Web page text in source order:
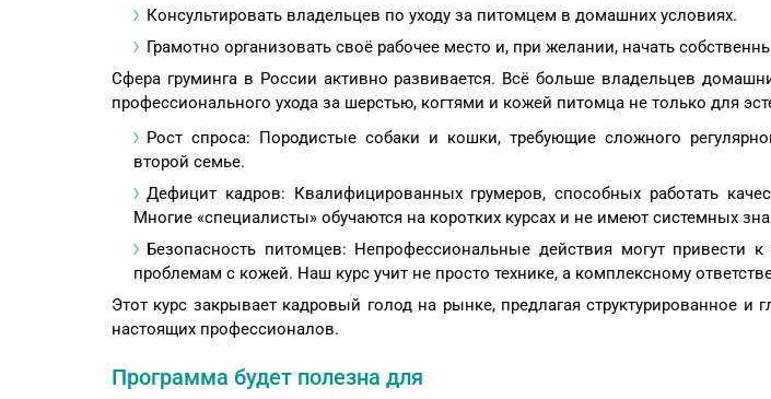
Консультировать владельцев по уходу за питомцем в домашних условиях.
Грамотно организовать своё рабочее место и, при желании, начать
Сфера груминга в России активно развивается. Всё больше владельцев
профессионального ухода за шерстью, когтями и кожей питомца не только для
Рост спроса: Породистые собаки и кошки, требующие сложного
второй семье.
Дефицит кадров: Квалифицированных грумеров, способных работать
Многие «специалисты» обучаются на коротких курсах и не имеют системных
Безопасность питомцев: Непрофессиональные действия могут привести
проблемам с кожей. Наш курс учит не просто технике, а комплексному
Этот курс закрывает кадровый голод на рынке, предлагая структурированное и
настоящих профессионалов.
Программа будет полезна для